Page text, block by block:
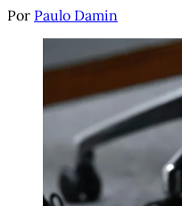
Por Paulo Damin